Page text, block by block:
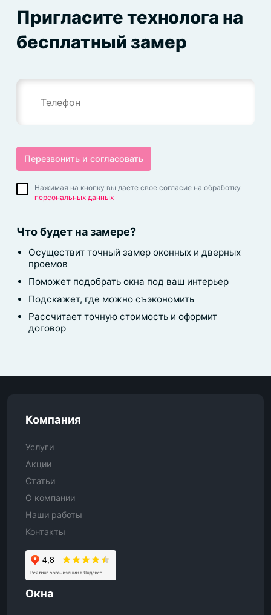
Пригласите технолога на
бесплатный замер
Нажимая на кнопку вы даете свое согласие на обработку
персональных данных
Что будет на замере?
Осуществит точный замер оконных и дверных
проемов
Поможет подобрать окна под ваш интерьер
Подскажет, где можно съэкономить
Рассчитает точную стоимость и оформит
договор
Компания
Услуги
Акции
Статьи
О компании
Наши работы
Контакты
Окна